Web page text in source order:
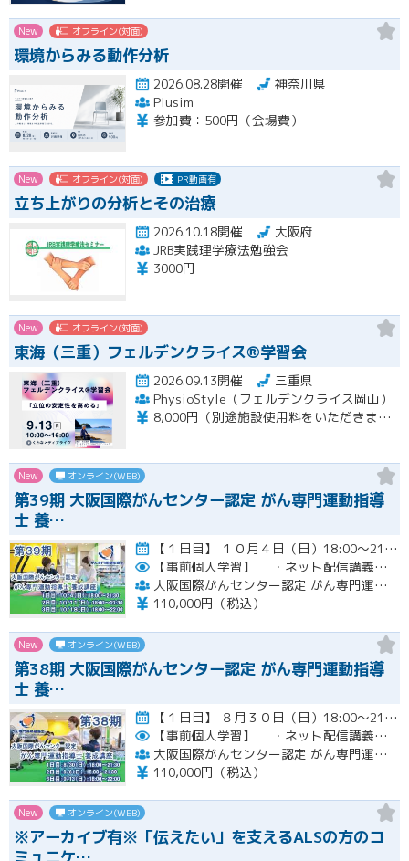
New オフライン(対面)
環境からみる動作分析
2026.08.28開催
神奈川県
Plusim
参加費：500円（会場費）
New オフライン(対面) PR動画有
立ち上がりの分析とその治療
2026.10.18開催
大阪府
JRB実践理学療法勉強会
3000円
New オフライン(対面)
東海（三重）フェルデンクライス®学習会
2026.09.13開催
三重県
PhysioStyle（フェルデンクライス岡山）
8,000円（別途施設使用料をいただきます）
New オンライン(WEB)
第39期 大阪国際がんセンター認定 がん専門運動指導
士 養…
【１日目】 １０月４日（日）18:00～21:30 ［ 集合学習の内容 ］ ① 開講式 ② カウンセリングの実…開催
【事前個人学習】
・ネット配信講義の動画ＵＲＬをお知らせします。
大阪国際がんセンター認定 がん専門運動指導士 事務局
110,000円（税込）
New オンライン(WEB)
第38期 大阪国際がんセンター認定 がん専門運動指導
士 養…
【１日目】 ８月３０日（日）18:00～21:30 ［ 集合学習の内容 ］ ① 開講式 ② カウンセリングの実…開催
【事前個人学習】
・ネット配信講義の動画ＵＲＬをお知らせします。
大阪国際がんセンター認定 がん専門運動指導士 事務局
110,000円（税込）
New オンライン(WEB)
※アーカイブ有※「伝えたい」を支えるALSの方のコ